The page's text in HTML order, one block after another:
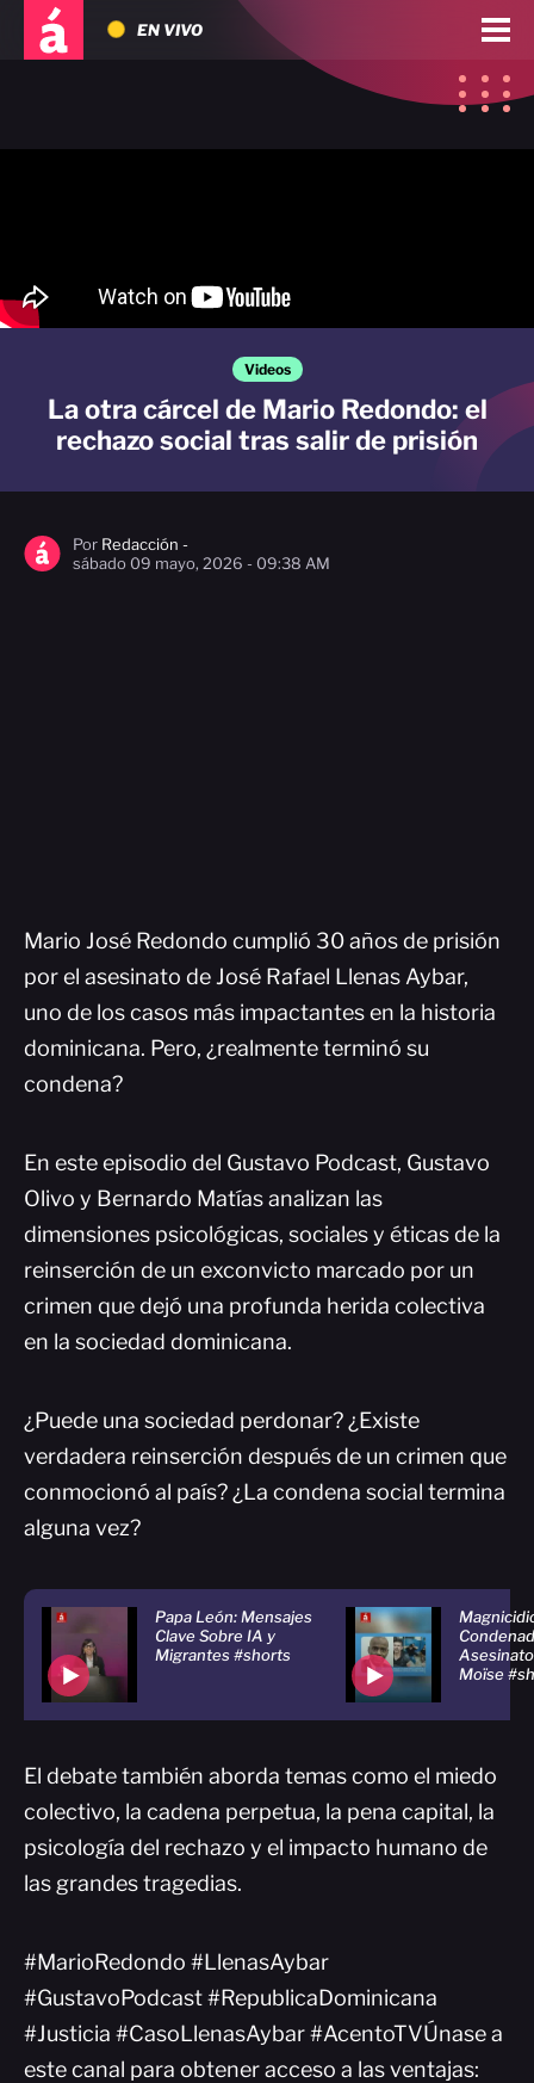
EN VIVO
Videos
La otra cárcel de Mario Redondo: el
rechazo social tras salir de prisión
Por Redacción -
sábado 09 mayo, 2026 - 09:38 AM
Mario José Redondo cumplió 30 años de prisión
por el asesinato de José Rafael Llenas Aybar,
uno de los casos más impactantes en la historia
dominicana. Pero, ¿realmente terminó su
condena?
En este episodio del Gustavo Podcast, Gustavo
Olivo y Bernardo Matías analizan las
dimensiones psicológicas, sociales y éticas de la
reinserción de un exconvicto marcado por un
crimen que dejó una profunda herida colectiva
en la sociedad dominicana.
¿Puede una sociedad perdonar? ¿Existe
verdadera reinserción después de un crimen que
conmocionó al país? ¿La condena social termina
alguna vez?
Papa León: Mensajes
Clave Sobre IA y
Migrantes #shorts
Moïse
El debate también aborda temas como el miedo
colectivo, la cadena perpetua, la pena capital, la
psicología del rechazo y el impacto humano de
las grandes tragedias.
#MarioRedondo #LlenasAybar
#GustavoPodcast #RepublicaDominicana
#Justicia #CasoLlenasAybar #AcentoTVÚnase a
este canal para obtener acceso a las ventajas: